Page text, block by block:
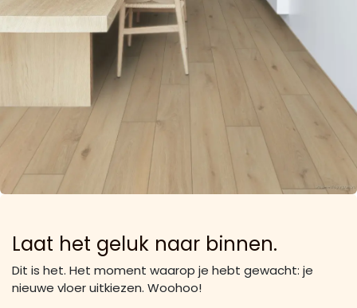
Laat het geluk naar binnen.
Dit is het. Het moment waarop je hebt gewacht: je
nieuwe vloer uitkiezen. Woohoo!